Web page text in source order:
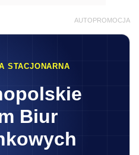
AUTOPROMOCJA
STACJONARNA
Biur